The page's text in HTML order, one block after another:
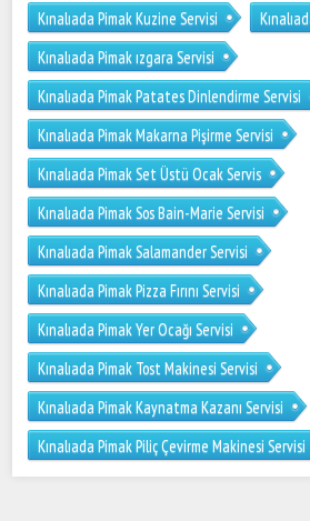
Kınalıada Pimak Kuzine Servisi
Kınalıada Pimak ızgara Servisi
Kınalıada Pimak Patates Dinlendirme Servisi
Kınalıada Pimak Makarna Pişirme Servisi
Kınalıada Pimak Set Üstü Ocak Servis
Kınalıada Pimak Sos Bain-Marie Servisi
Kınalıada Pimak Salamander Servisi
Kınalıada Pimak Pizza Fırını Servisi
Kınalıada Pimak Yer Ocağı Servisi
Kınalıada Pimak Tost Makinesi Servisi
Kınalıada Pimak Kaynatma Kazanı Servisi
Kınalıada Pimak Piliç Çevirme Makinesi Servisi